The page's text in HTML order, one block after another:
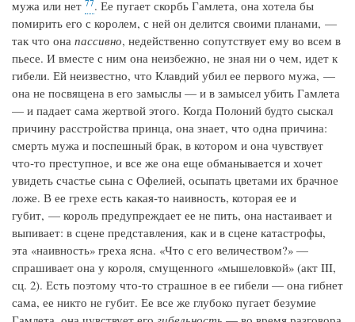
мужа или нет 77. Ее пугает скорбь Гамлета, она хотела бы
помирить его с королем, с ней он делится своими планами, —
так что она пассивно, недейственно сопутствует ему во всем в
пьесе. И вместе с ним она неизбежно, не зная ни о чем, идет к
гибели. Ей неизвестно, что Клавдий убил ее первого мужа, —
она не посвящена в его замыслы — и в замысел убить Гамлета
— и падает сама жертвой этого. Когда Полоний будто сыскал
причину расстройства принца, она знает, что одна причина:
смерть мужа и поспешный брак, в котором и она чувствует
что‑то преступное, и все же она еще обманывается и хочет
увидеть счастье сына с Офелией, осыпать цветами их брачное
ложе. В ее грехе есть какая‑то наивность, которая ее и
губит, — король предупреждает ее не пить, она настаивает и
выпивает: в сцене представления, как и в сцене катастрофы,
эта «наивность» греха ясна. «Что с его величеством?» —
спрашивает она у короля, смущенного «мышеловкой» (акт III,
сц. 2). Есть поэтому что‑то страшное в ее гибели — она гибнет
сама, ее никто не губит. Ее все же глубоко пугает безумие